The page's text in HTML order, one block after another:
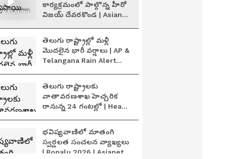
PLAYING
కార్యక్రమంలో పాల్గొన్న హీరో
విజయ్ దేవరకొండ | Asianet
తెలుగు రాష్ట్రాల్లో మళ్లీ
మొదలైన భారీ వర్షాలు | AP &
Telangana Rain Alert
తెలుగు రాష్ట్రాలకు
వాతావరణశాఖ హెచ్చరిక
రానున్న 24 గంటల్లో | Heavy
భవిష్యవాణిలో మాతంగి
స్వర్ణలత సంచలన వ్యాఖ్యలు
| Bonalu 2026 | Asianet